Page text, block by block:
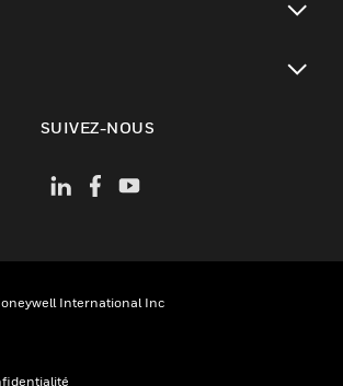
SUIVEZ-NOUS
International Inc